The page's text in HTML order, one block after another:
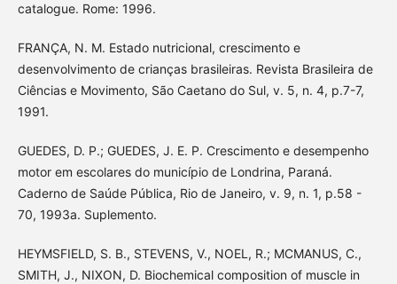
catalogue. Rome: 1996.
FRANÇA, N. M. Estado nutricional, crescimento e
desenvolvimento de crianças brasileiras. Revista Brasileira de
Ciências e Movimento, São Caetano do Sul, v. 5, n. 4, p.7-7,
1991.
GUEDES, D. P.; GUEDES, J. E. P. Crescimento e desempenho
motor em escolares do município de Londrina, Paraná.
Caderno de Saúde Pública, Rio de Janeiro, v. 9, n. 1, p.58 -
70, 1993a. Suplemento.
HEYMSFIELD, S. B., STEVENS, V., NOEL, R.; MCMANUS, C.,
SMITH, J., NIXON, D. Biochemical composition of muscle in